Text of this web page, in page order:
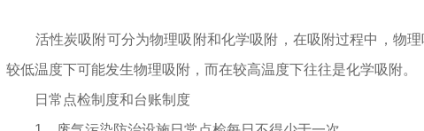
活性炭吸附可分为物理吸附和化学吸附，在吸附过程中，物理
较低温度下可能发生物理吸附，而在较高温度下往往是化学吸附。
日常点检制度和台账制度